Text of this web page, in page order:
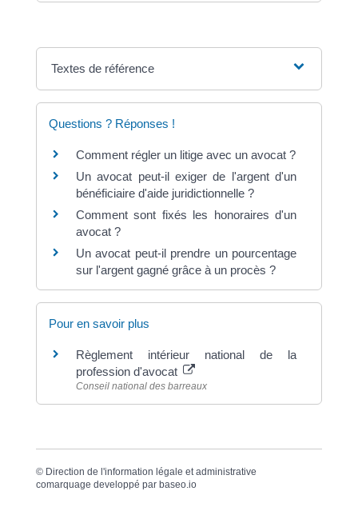
Textes de référence
Questions ? Réponses !
Comment régler un litige avec un avocat ?
Un avocat peut-il exiger de l'argent d'un
bénéficiaire d'aide juridictionnelle ?
Comment sont fixés les honoraires d'un
avocat ?
Un avocat peut-il prendre un pourcentage
sur l'argent gagné grâce à un procès ?
Pour en savoir plus
Règlement intérieur national de la
profession d'avocat
Conseil national des barreaux
© Direction de l'information légale et administrative
comarquage developpé par baseo.io